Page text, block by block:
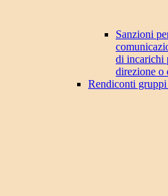
Sanzioni
di incarichi
direzione o
Rendiconti